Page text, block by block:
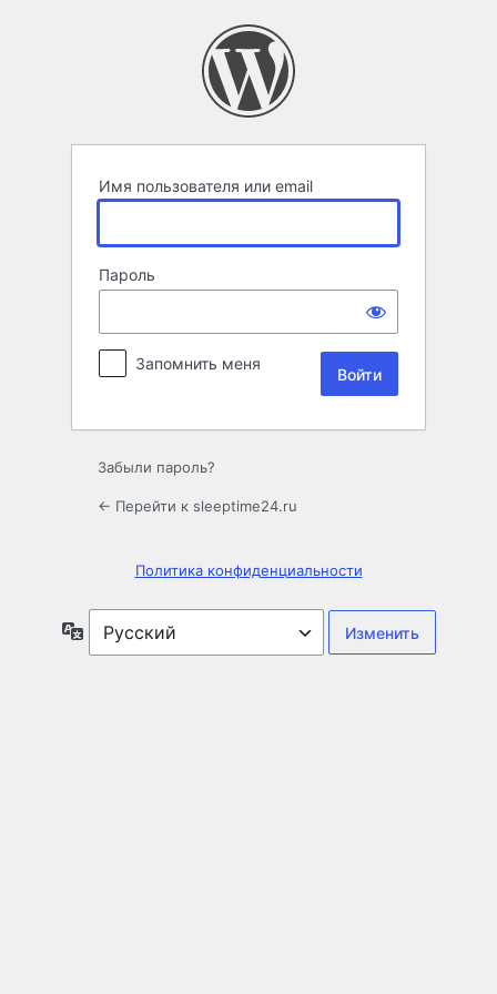
Имя пользователя или email
Пароль
Запомнить меня
Забыли пароль?
← Перейти к sleeptime24.ru
Политика конфиденциальности
Язык